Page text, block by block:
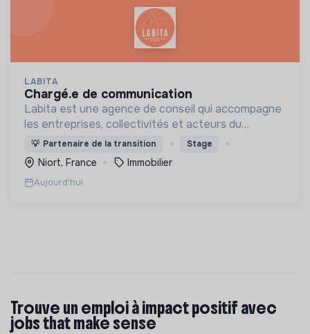
LABITA
chargé.e de communication
Labita est une agence de conseil qui accompagne
les entreprises, collectivités et acteurs du
logement spécifiquement dans leurs
transformations stratégiques et opérationnelles.
💡 Partenaire de la transition Stage
Niort, France Immobilier
Aujourd'hui
Trouve un emploi à impact positif avec
jobs that make sense